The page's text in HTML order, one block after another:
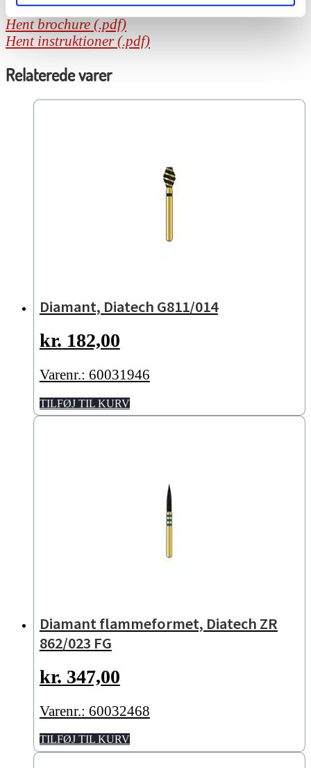
Hent brochure (.pdf)
Hent instruktioner (.pdf)
Relaterede varer
Diamant, Diatech G811/014
kr. 182,00
Varenr.: 60031946
TILFØJ TIL KURV
Diamant flammeformet, Diatech ZR
862/023 FG
kr. 347,00
Varenr.: 60032468
TILFØJ TIL KURV